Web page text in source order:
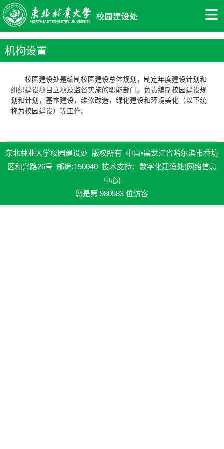
机构设置
校园建设处是编制校园建设总体规划，制定年度建设计划和
组织建设项目立项及监督实施的职能部门。负责编制校园建设规
划和计划，基本建设，维修改造，绿化建设和环境美化（以下统
称为校园建设）等工作。
东北林业大学校园建设处 版权所有 中国•黑龙江省哈尔滨市香坊
区和兴路26号 邮编:150040 技术支持：数字化建设处(网络信息
中心)
您是第 980583 位访客